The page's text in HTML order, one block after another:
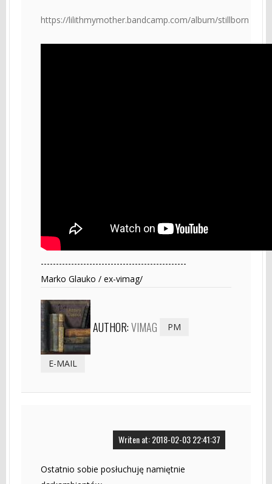
https://lilithmymother.bandcamp.com/album/stillborn
------------------------------------------------
Marko Glauko / ex-vimag/
AUTHOR:VIMAG PM
E-MAIL
Writen at: 2018-02-03 22:41:37
Ostatnio sobie posłuchuję namiętnie